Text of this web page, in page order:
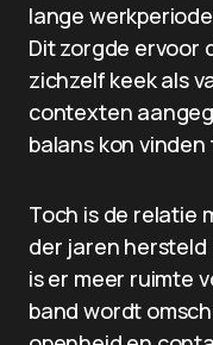
lange
Dit zorgde ervoor
zichzelf keek als
contexten
balans kon
Toch is de relatie
der jaren hersteld
is er meer ruimte
band wordt